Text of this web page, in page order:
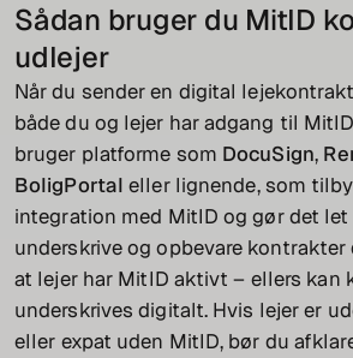
Sådan bruger du MitID
udlejer
Når du sender en digital
både du og lejer har adgang til
bruger platforme som DocuSign,
BoligPortal eller lignende, som
integration med MitID og gør det let
underskrive og opbevare kontrakter
at lejer har MitID aktivt – ellers kan
underskrives digitalt. Hvis lejer er
eller expat uden MitID, bør du